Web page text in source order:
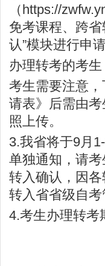
（https://
免考课程、跨
认”模块进行申请
办理转考的考
考生需要注意
请表》后需由
照上传。
3.我省将于9月
单独通知，请
转入确认，因
转入省省级自考
4.考生办理转考